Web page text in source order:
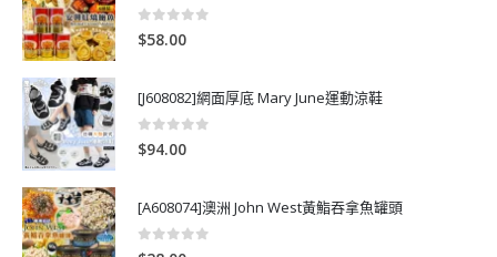
0out of 5
$58.00
[J608082]網面厚底 Mary June運動涼鞋
0 out of 5
$94.00
[A608074]澳洲 John West黃鮨吞拿魚罐頭
0